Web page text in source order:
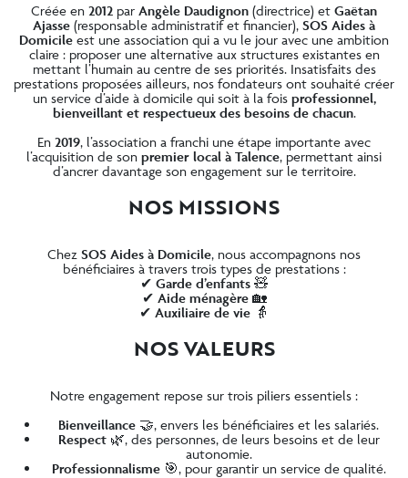
Créée en 2012 par Angèle Daudignon (directrice) et Gaëtan
Ajasse (responsable administratif et financier), SOS Aides à
Domicileest une association qui a vu le jour avec une ambition
claire : proposer une alternative aux structures existantes en
mettant l’humain au centre de ses priorités. Insatisfaits des
prestations proposées ailleurs, nos fondateurs ont souhaité créer
un service d’aide à domicile qui soit à la fois professionnel,
bienveillant et respectueux des besoins de chacun.
En 2019, l’association a franchi une étape importante avec
l’acquisition de son premier local à Talence, permettant ainsi
d’ancrer davantage son engagement sur le territoire.
NOS MISSIONS
Chez SOS Aides à Domicile, nous accompagnons nos
bénéficiaires à travers trois types de prestations :
✔ Garde d’enfants🧸
✔ Aide ménagère🏡
✔ Auxiliaire de vie 👵
NOS VALEURS
Notre engagement repose sur trois piliers essentiels :
Bienveillance 🤝, envers les bénéficiaires et les salariés.
Respect🌿, des personnes, de leurs besoins et de leur
autonomie.
Professionnalisme🎯, pour garantir un service de qualité.